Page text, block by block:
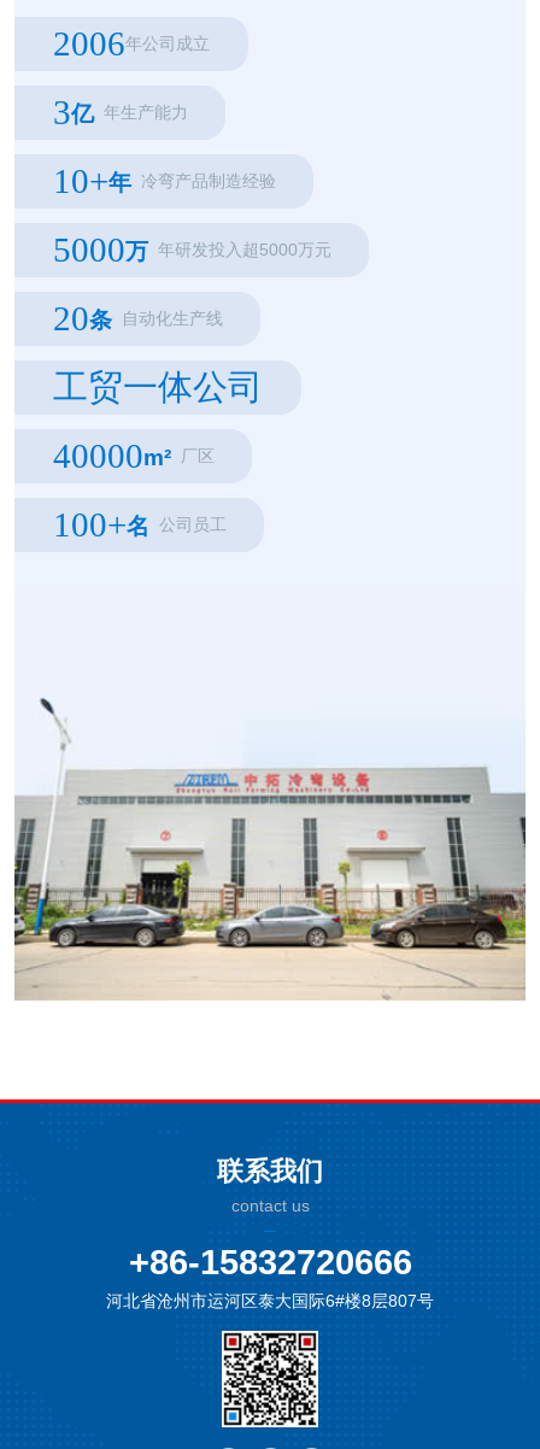
2006年公司成立
3亿 年生产能力
10+年 冷弯产品制造经验
5000万 年研发投入超5000万元
20条 自动化生产线
工贸一体公司
40000m² 厂区
100+名 公司员工
联系我们
contact us
+86-15832720666
河北省沧州市运河区泰大国际6#楼8层807号